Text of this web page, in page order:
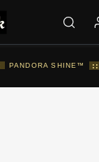
PANDORA SHINE™ ::